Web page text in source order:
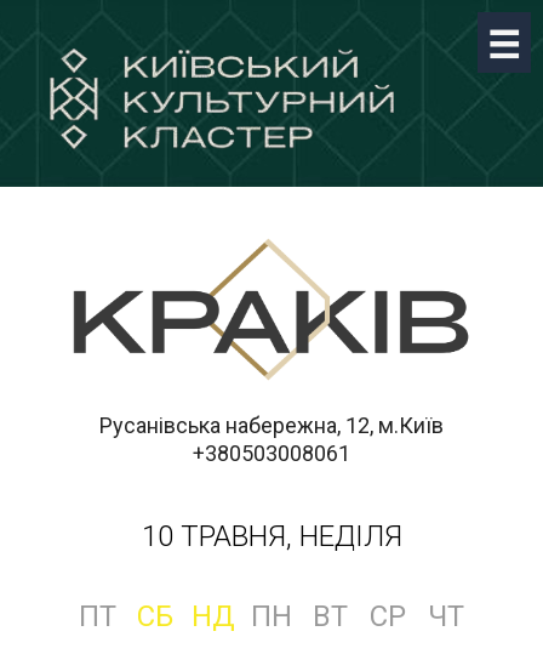
Русанівська набережна, 12, м.Київ
+380503008061
10 ТРАВНЯ, НЕДІЛЯ
ПТ СБ НД ПН ВТ СР
ЧТ